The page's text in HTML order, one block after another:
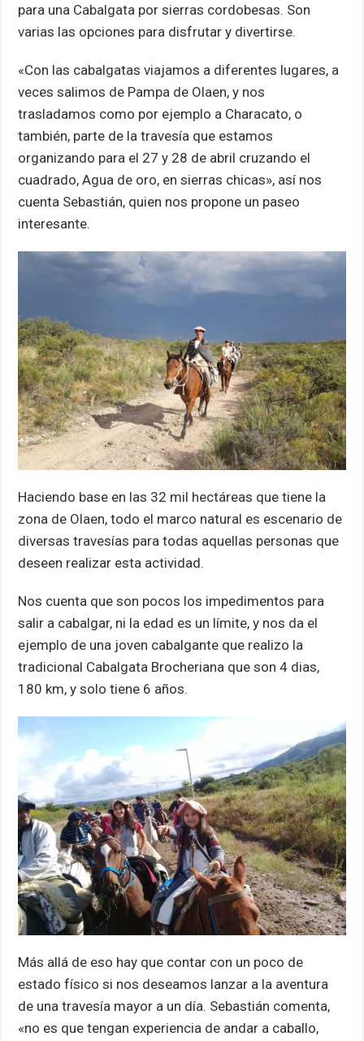
para una Cabalgata por sierras cordobesas. Son
varias las opciones para disfrutar y divertirse.
«Con las cabalgatas viajamos a diferentes lugares, a
veces salimos de Pampa de Olaen, y nos
trasladamos como por ejemplo a Characato, o
también, parte de la travesía que estamos
organizando para el 27 y 28 de abril cruzando el
cuadrado, Agua de oro, en sierras chicas», así nos
cuenta Sebastián, quien nos propone un paseo
interesante.
Haciendo base en las 32 mil hectáreas que tiene la
zona de Olaen, todo el marco natural es escenario de
diversas travesías para todas aquellas personas que
deseen realizar esta actividad.
Nos cuenta que son pocos los impedimentos para
salir a cabalgar, ni la edad es un límite, y nos da el
ejemplo de una joven cabalgante que realizo la
tradicional Cabalgata Brocheriana que son 4 dias,
180 km, y solo tiene 6 años.
Más allá de eso hay que contar con un poco de
estado físico si nos deseamos lanzar a la aventura
de una travesía mayor a un día. Sebastián comenta,
«no es que tengan experiencia de andar a caballo,